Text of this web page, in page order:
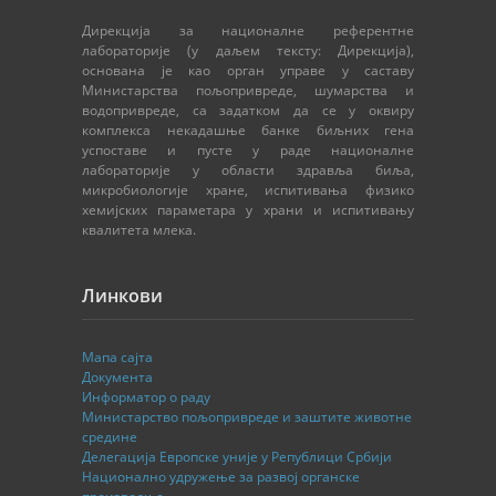
Дирекција за националне референтне
лабораторије (у даљем тексту: Дирекција),
основана је као орган управе у саставу
Министарства пољопривреде, шумарства и
водопривреде, са задатком да се у оквиру
комплекса некадашње банке биљних гена
успоставе и пусте у раде националне
лабораторије у области здравља биља,
микробиологије хране, испитивања физико
хемијских параметара у храни и испитивању
квалитета млека.
Линкови
Мапа сајта
Документа
Информатор о раду
Министарство пољопривреде и заштите животне
средине
Делегација Европске уније у Републици Србији
Национално удружење за развој органске